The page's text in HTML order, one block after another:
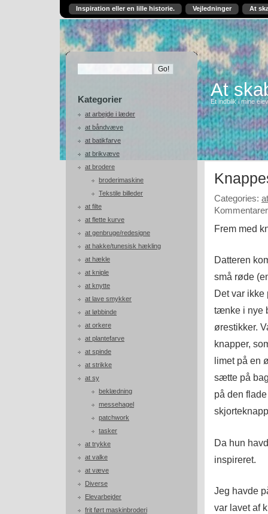
Inspiration eller en lille historie. Vejledninger At
Kategorier
at arbejde i læder
at båndvæve
at batikfarve
at brikvæve
at brodere
broderimaskine
Tekstile billeder
at filte
at flette kurve
at genbruge/redesigne
at hakke/tunesisk hækling
at hækle
at kniple
at knytte
at lave smykker
at løbbinde
at orkere
at plantefarve
at spinde
at strikke
at sy
beklædning
messehagel
patchwork
tasker
at trykke
at valke
at væve
Diverse
Elevarbejder
frit ført maskinbroderi
At
Et indblik i mine
Categories:
Frem med
Datteren
små røde
Det var ikke
tænke i nye
ørestikker.
knapper,
limet på en
sætte på
på den
Da hun
inspireret.
Jeg havde
var lavet af